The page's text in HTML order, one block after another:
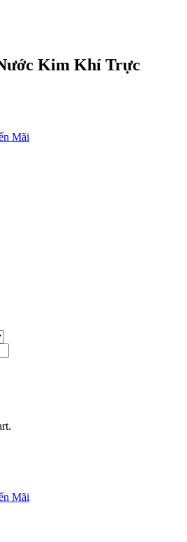
Kim Khí Trực
Mãi
Mãi